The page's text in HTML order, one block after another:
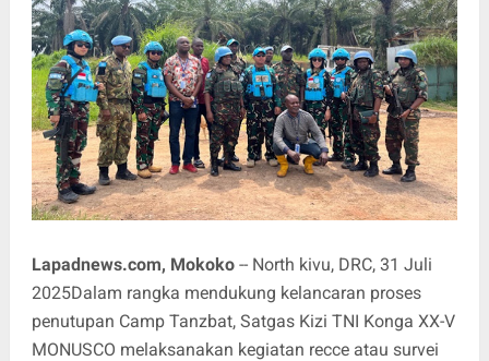
Lapadnews.com, Mokoko-- North kivu, DRC, 31 Juli
2025Dalam rangka mendukung kelancaran proses
penutupan Camp Tanzbat, Satgas Kizi TNI Konga XX-V
MONUSCO melaksanakan kegiatan recce atau survei